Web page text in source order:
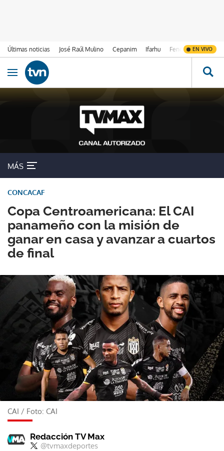
Últimas noticias José Raúl Mulino Cepanim Ifarhu Fenómeno de El
EN VIVO
Ir al contenido
Obrir navegació
MÁS
Copa Centroamericana: El CAI
panameño con la misión de
ganar en casa y avanzar a cuartos
de final
CONCACAF
CAI / Foto: CAI
Redacción TV Max
@tvmaxdeportes